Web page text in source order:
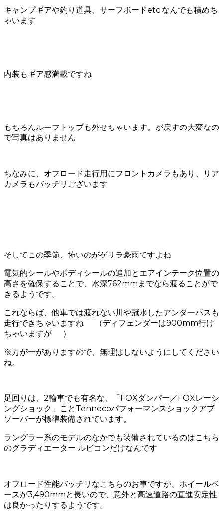
キャンプギアや釣り道具、サーフボードetc.なんでも積めち
ゃいます
内装もギア感満載ですね
もちろんルーフトップも外せちゃいます。が戻すの大変なの
で写真はありません
ちなみに、オフロード走行用にフロントカメラもあり、リア
カメラもバッチリございます
そしてこの季節、怖いのがゲリラ豪雨ですよね
電気的シールやボディシールの追加とエアインテーク位置の
高さを確保することで、水深762mmまでなら渡ることがで
きるようです。
これならば、他車では渡れない川や冠水したアンダーパスも
走行できちゃいますね
（ディフェンダーは900mm行け
ちゃいますが
）
※万が一がありますので、無理はしないようにしてください
ね。
足回りは、2輪車でも有名な、「FOXダンパー／FOXレーシ
ングショック」ことTennecoパフォーマンスショックアブ
ソーバーが標準装備されています。
ラングラー系のモデルのなかでも装備されているのはこちら
のグラディエーター ルビコンだけなんです
オフロード性能バッチリなこちらのお車ですが、ホイールベ
ースが3,490mmと長いので、意外と高速道路の直進安定性
は良かったりするようです。